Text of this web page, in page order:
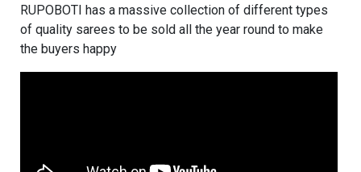
RUPOBOTI has a massive collection of different types
of quality sarees to be sold all the year round to make
the buyers happy